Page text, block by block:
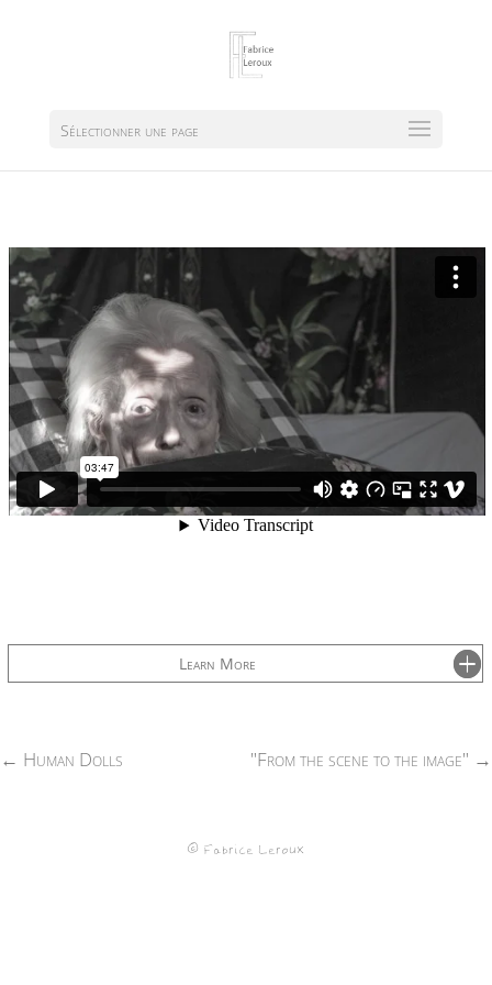
Sélectionner une page
Learn More
← Human Dolls "From the scene to the image" →
© Fabrice Leroux